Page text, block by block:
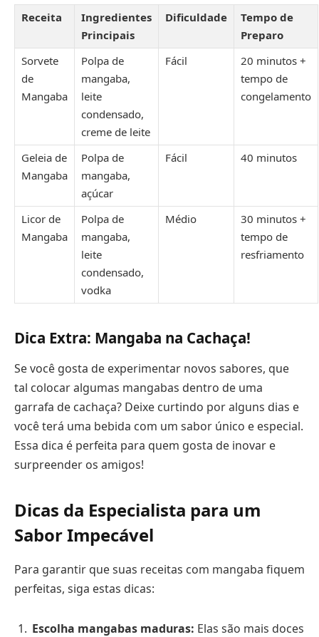
Receita
Ingredientes
Principais
Dificuldade
Tempo de
Preparo
Sorvete
de
Mangaba
Polpa de
mangaba,
leite
condensado,
creme de leite
Fácil
20 minutos +
tempo de
congelamento
Geleia de
Mangaba
Polpa de
mangaba,
açúcar
Fácil 40 minutos
Licor de
Mangaba
Polpa de
mangaba,
leite
condensado,
vodka
Médio
30 minutos +
tempo de
resfriamento
Dica Extra: Mangaba na Cachaça!
Se você gosta de experimentar novos sabores, que
tal colocar algumas mangabas dentro de uma
garrafa de cachaça? Deixe curtindo por alguns dias e
você terá uma bebida com um sabor único e especial.
Essa dica é perfeita para quem gosta de inovar e
surpreender os amigos!
Dicas da Especialista para um
Sabor Impecável
Para garantir que suas receitas com mangaba fiquem
perfeitas, siga estas dicas:
Escolha mangabas maduras: Elas são mais doces